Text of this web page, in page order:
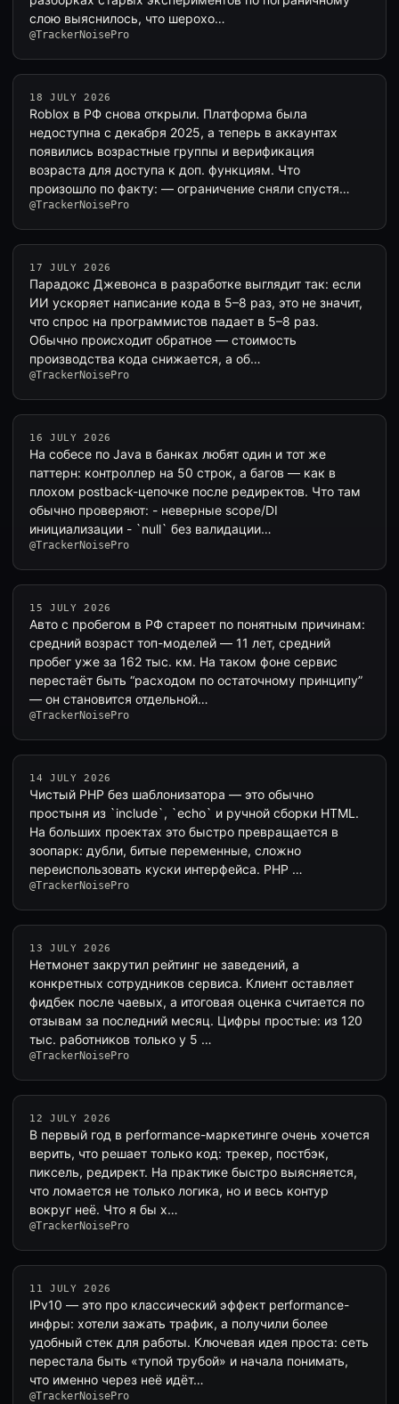
слою выяснилось, что шерохо…
@TrackerNoisePro
18 JULY 2026
Roblox в РФ снова открыли. Платформа была
недоступна с декабря 2025, а теперь в аккаунтах
появились возрастные группы и верификация
возраста для доступа к доп. функциям. Что
произошло по факту: — ограничение сняли спустя…
@TrackerNoisePro
17 JULY 2026
Парадокс Джевонса в разработке выглядит так: если
ИИ ускоряет написание кода в 5–8 раз, это не значит,
что спрос на программистов падает в 5–8 раз.
Обычно происходит обратное — стоимость
производства кода снижается, а об…
@TrackerNoisePro
16 JULY 2026
На собесе по Java в банках любят один и тот же
паттерн: контроллер на 50 строк, а багов — как в
плохом postback-цепочке после редиректов. Что там
обычно проверяют: - неверные scope/DI
инициализации - `null` без валидации…
@TrackerNoisePro
15 JULY 2026
Авто с пробегом в РФ стареет по понятным причинам:
средний возраст топ-моделей — 11 лет, средний
пробег уже за 162 тыс. км. На таком фоне сервис
перестаёт быть “расходом по остаточному принципу”
— он становится отдельной…
@TrackerNoisePro
14 JULY 2026
Чистый PHP без шаблонизатора — это обычно
простыня из `include`, `echo` и ручной сборки HTML.
На больших проектах это быстро превращается в
зоопарк: дубли, битые переменные, сложно
переиспользовать куски интерфейса. PHP …
@TrackerNoisePro
13 JULY 2026
Нетмонет закрутил рейтинг не заведений, а
конкретных сотрудников сервиса. Клиент оставляет
фидбек после чаевых, а итоговая оценка считается по
отзывам за последний месяц. Цифры простые: из 120
тыс. работников только у 5 …
@TrackerNoisePro
12 JULY 2026
В первый год в performance-маркетинге очень хочется
верить, что решает только код: трекер, постбэк,
пиксель, редирект. На практике быстро выясняется,
что ломается не только логика, но и весь контур
вокруг неё. Что я бы х…
@TrackerNoisePro
11 JULY 2026
IPv10 — это про классический эффект performance-
инфры: хотели зажать трафик, а получили более
удобный стек для работы. Ключевая идея проста: сеть
перестала быть «тупой трубой» и начала понимать,
что именно через неё идёт…
@TrackerNoisePro